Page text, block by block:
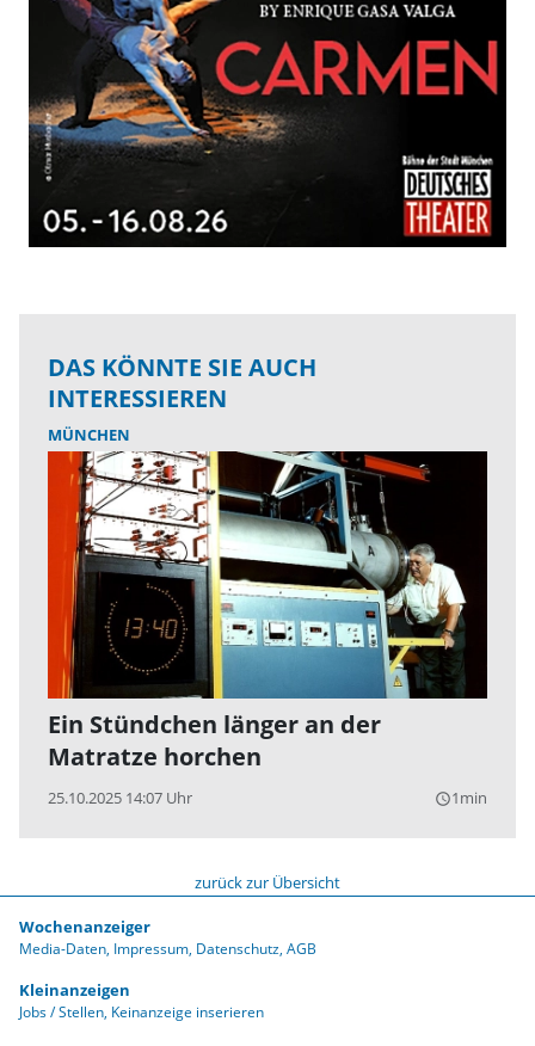
DAS KÖNNTE SIE AUCH
INTERESSIEREN
MÜNCHEN
Ein Stündchen länger an der
Matratze horchen
25.10.2025 14:07 Uhr query_builder1min
zurück zur Übersicht
Wochenanzeiger
Media-Daten Impressum Datenschutz AGB
Kleinanzeigen
Jobs / Stellen Keinanzeige inserieren